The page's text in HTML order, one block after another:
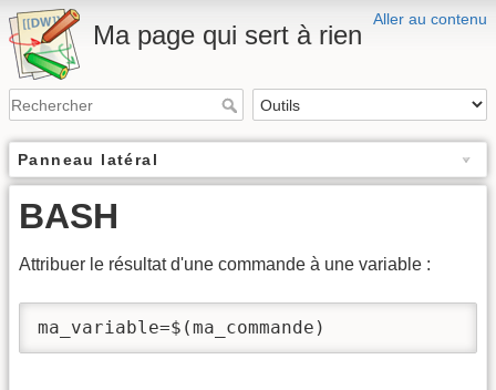
Aller au contenu
Ma page qui sert à rien
Panneau latéral
BASH
Attribuer le résultat d'une commande à une variable :
ma_variable=$(ma_commande)